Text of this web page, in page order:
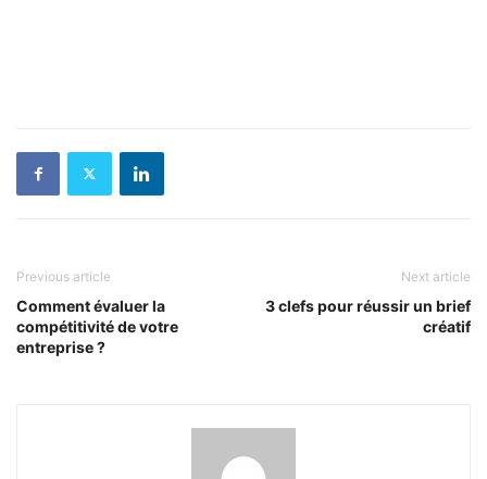
Previous article
Comment évaluer la
compétitivité de votre
entreprise ?
Next article
3 clefs pour réussir un brief
créatif